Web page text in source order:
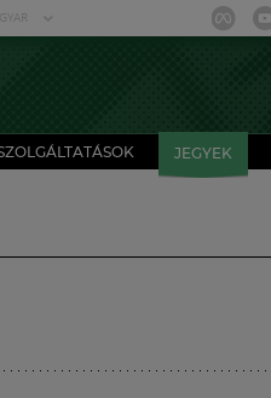
JEGYEK